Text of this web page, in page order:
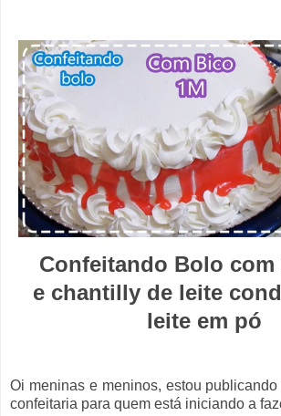
Confeitando Bolo com
e chantilly de leite
leite em pó
Oi meninas e meninos, estou
confeitaria para quem está iniciando a